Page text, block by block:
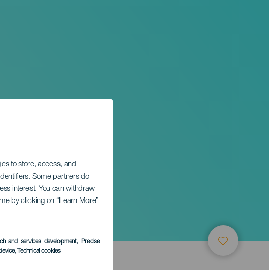
to store, access, and
Some partners do
interest. You can withdraw
by clicking on “Learn More”
and services development, Precise
, Technical cookies